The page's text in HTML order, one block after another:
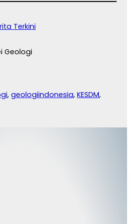
Terkini
Geologi
, geologiindonesia, KESDM